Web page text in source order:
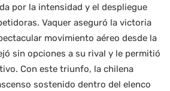
por la intensidad y el despliegue
Vaquer aseguró la victoria
movimiento aéreo desde la
sin opciones a su rival y le permitió
Con este triunfo, la chilena
sostenido dentro del elenco